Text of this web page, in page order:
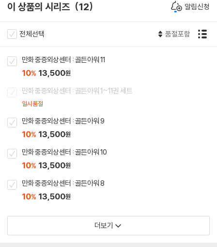
이 상품의 시리즈 12 알림신청
전체선택 품절포함
만화 중증외상센터 : 골든아워 11
10% 13,500원
만화 중증외상센터 : 골든아워 1~11권 세트
일시품절
만화 중증외상센터 : 골든아워 9
10% 13,500원
만화 중증외상센터 : 골든아워 10
10% 13,500원
만화 중증외상센터 : 골든아워 8
10% 13,500원
더보기